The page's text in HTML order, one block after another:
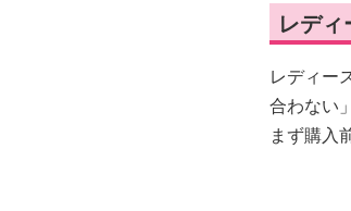
レデ
レディー
合わない
まず購入